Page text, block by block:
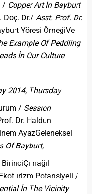
/ Copper Art İn Bayburt
Doç. Dr./ Asst. Prof. Dr.
Yöresi ÖrneğiVe
Example Of Peddling
İn Our Culture
2014, Thursday
/ Sessıon
Dr. Haldun
AyazGeleneksel
Of Bayburt,
Potansiyeli /
İn The Vicinity